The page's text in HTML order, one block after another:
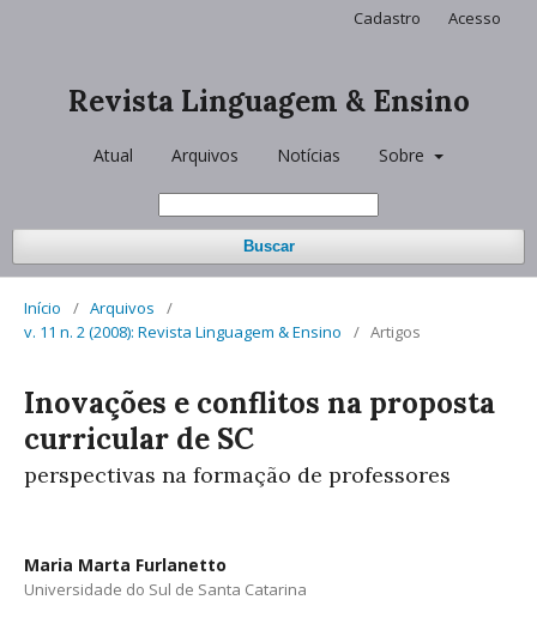
Revista Linguagem & Ensino
Atual Arquivos Notícias Sobre
Buscar
Cadastro Acesso
Início / Arquivos
/
v. 11 n. 2 (2008): Revista Linguagem & Ensino
/ Artigos
Inovações e conflitos na proposta
curricular de SC
perspectivas na formação de professores
Maria Marta Furlanetto
Universidade do Sul de Santa Catarina